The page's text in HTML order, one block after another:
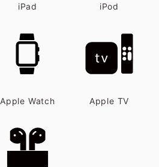
iPad iPod
Apple Watch Apple TV